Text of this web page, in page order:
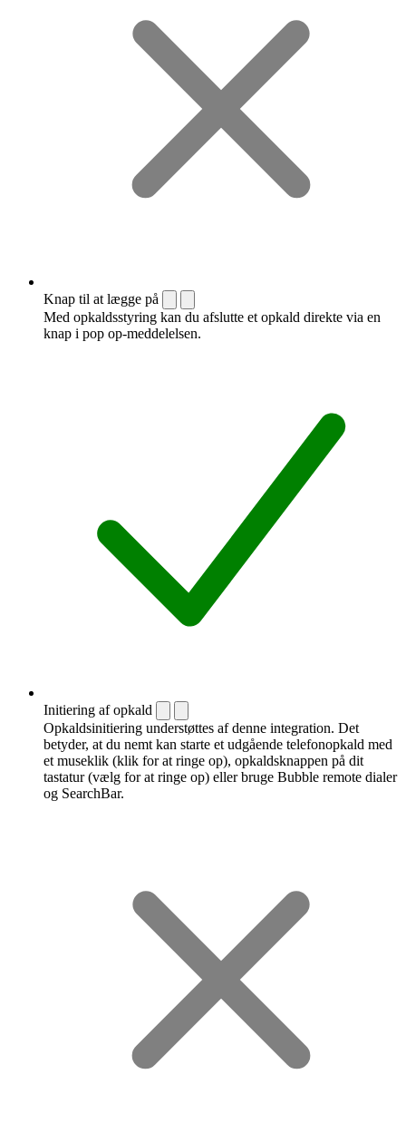
Knap til at lægge på
Med opkaldsstyring kan du afslutte et opkald direkte via en
knap i pop op-meddelelsen.
Initiering af opkald
Opkaldsinitiering understøttes af denne integration. Det
betyder, at du nemt kan starte et udgående telefonopkald med
et museklik (klik for at ringe op), opkaldsknappen på dit
tastatur (vælg for at ringe op) eller bruge Bubble remote dialer
og SearchBar.